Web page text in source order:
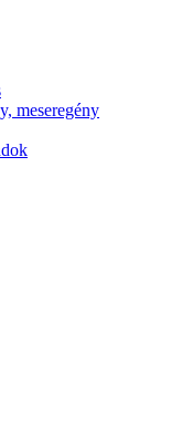
meseregény